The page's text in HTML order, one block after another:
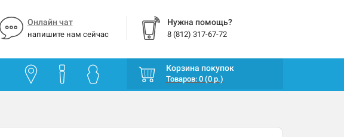
Онлайн чат
напишите нам сейчас
Нужна помощь?
8 (812) 317-67-72
Корзина покупок
Товаров: 0 (0 р.)